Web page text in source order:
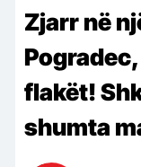
Zjarr në
flakët!
shumta